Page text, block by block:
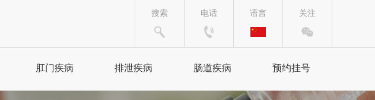
搜索 电话 语言 关注
肛门疾病 排泄疾病 肠道疾病 预约挂号